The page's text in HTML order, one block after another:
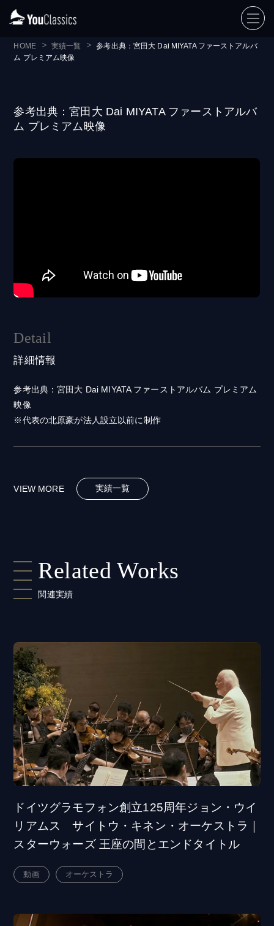
HOME 実績一覧
参考出典：宮田大 Dai MIYATA ファーストアルバ
ム プレミアム映像
参考出典：宮田大 Dai MIYATA ファーストアルバ
ム プレミアム映像
Detail
詳細情報
参考出典：宮田大 Dai MIYATA ファーストアルバム プレミアム
映像
※代表の北原豪が法人設立以前に制作
VIEW MORE 実績一覧
Related Works
関連実績
ドイツグラモフォン創立125周年ジョン・ウイ
リアムス サイトウ・キネン・オーケストラ｜
スターウォーズ 王座の間とエンドタイトル
動画 オーケストラ